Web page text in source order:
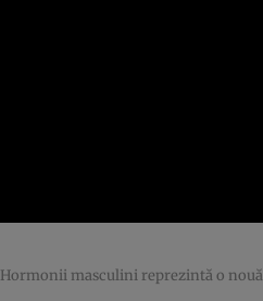
Hormonii masculini reprezintă o